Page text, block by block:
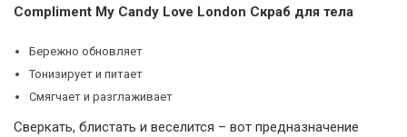
Compliment My Candy Love London Скраб для тела
Бережно обновляет
Тонизирует и питает
Смягчает и разглаживает
Сверкать, блистать и веселится – вот предназначение